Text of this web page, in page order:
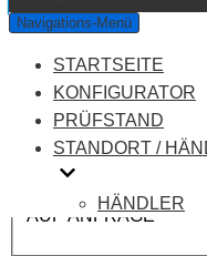
Navigations-Menü
STARTSEITE
KONFIGURATOR
PRÜFSTAND
STANDORT /
HÄNDLER
Mercedes
Klasse S600
Leistung:517 PS
Drehmoment:830 NM
Motortyp:Benziner
PREIS
AUF ANFRAGE